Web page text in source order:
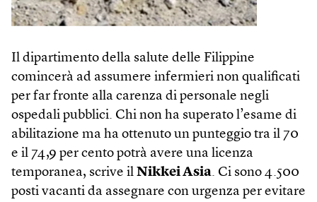
Il dipartimento della salute delle Filippine
comincerà ad assumere infermieri non qualificati
per far fronte alla carenza di personale negli
ospedali pubblici. Chi non ha superato l’esame di
abilitazione ma ha ottenuto un punteggio tra il 70
e il 74,9 per cento potrà avere una licenza
temporanea, scrive il Nikkei Asia. Ci sono 4.500
posti vacanti da assegnare con urgenza per evitare